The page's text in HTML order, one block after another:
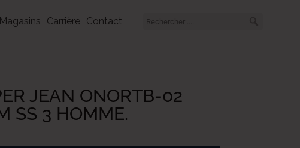
Magasins Carrière Contact
JEAN ONORTB-02
SS 3 HOMME.